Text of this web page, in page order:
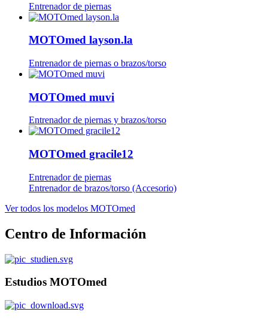
Entrenador de piernas
MOTOmed layson.la
Entrenador de piernas o brazos/torso
MOTOmed muvi
Entrenador de piernas y brazos/torso
MOTOmed gracile12
Entrenador de piernas
Entrenador de brazos/torso (Accesorio)
Ver todos los modelos MOTOmed
Centro de Información
Estudios MOTOmed